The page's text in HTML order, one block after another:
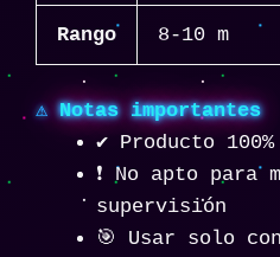
Rango 8-10 m
⚠️Notas importantes
✔️ Producto
❗ No apto para
supervisión
🎯 Usar solo